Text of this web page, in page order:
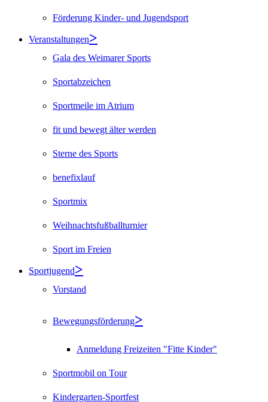
Förderung Kinder- und Jugendsport
Veranstaltungen
Gala des Weimarer Sports
Sportabzeichen
Sportmeile im Atrium
fit und bewegt älter werden
Sterne des Sports
benefixlauf
Sportmix
Weihnachtsfußballturnier
Sport im Freien
Sportjugend
Vorstand
Bewegungsförderung
Anmeldung Freizeiten "Fitte Kinder"
Sportmobil on Tour
Kindergarten-Sportfest